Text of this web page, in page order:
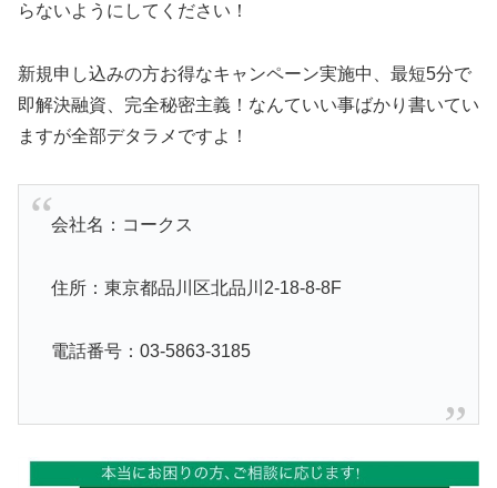
らないようにしてください！
新規申し込みの方お得なキャンペーン実施中、最短5分で
即解決融資、完全秘密主義！なんていい事ばかり書いてい
ますが全部デタラメですよ！
会社名：コークス
住所：東京都品川区北品川2-18-8-8F
電話番号：03-5863-3185